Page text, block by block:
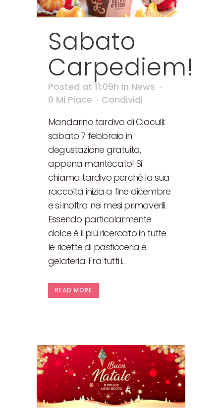
Sabato
Carpediem!
Posted at 11:09h in News
0 Mi Piace
Condividi
Mandarino tardivo di Ciaculli:
sabato 7 febbraio in
degustazione gratuita,
appena mantecato! Si
chiama tardivo perché la sua
raccolta inizia a fine dicembre
e si inoltra nei mesi primaverili.
Essendo particolarmente
dolce è il più ricercato in tutte
le ricette di pasticceria e
gelateria. Fra tutti i...
READ MORE